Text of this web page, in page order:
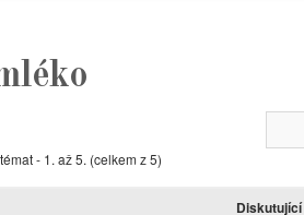
- 1. až 5. (celkem z 5)
Diskutující